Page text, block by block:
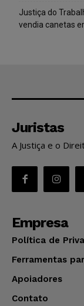
Justiça do
vendia canetas
Juristas
A Justiça e o
Empresa
Política de
Ferramentas
Apoiadores
Contato